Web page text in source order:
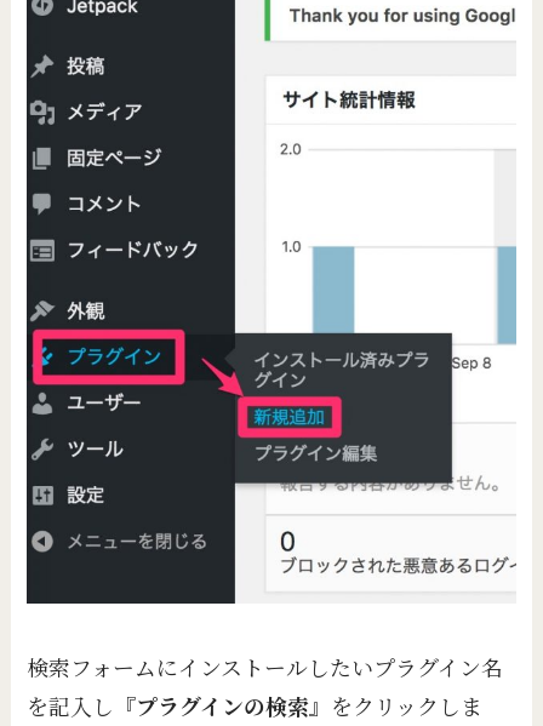
検索フォームにインストールしたいプラグイン名
を記入し『プラグインの検索』をクリックしま